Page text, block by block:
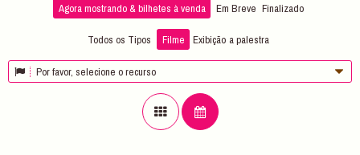
Agora mostrando & bilhetes à venda Em Breve Finalizado
Todos os Tipos Filme Exibição a palestra
Por favor, selecione o recurso